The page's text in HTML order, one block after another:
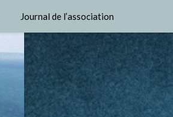
Journal de l’association